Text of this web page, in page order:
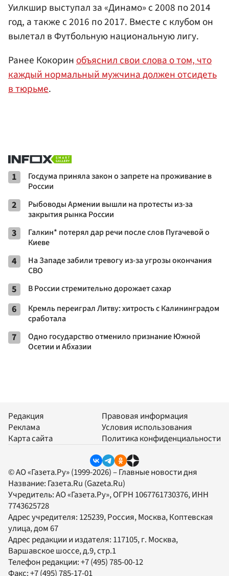
Уилкшир выступал за «Динамо» с 2008 по 2014
год, а также с 2016 по 2017. Вместе с клубом он
вылетал в Футбольную национальную лигу.
Ранее Кокоринобъяснил свои слова о том, что
каждый нормальный мужчина должен отсидеть
в тюрьме.
1
Госдума приняла закон о запрете на проживание в
России
2
Рыбоводы Армении вышли на протесты из-за
закрытия рынка России
3
Галкин* потерял дар речи после слов Пугачевой о
Киеве
4
На Западе забили тревогу из-за угрозы окончания
СВО
5 В России стремительно дорожает сахар
6
Кремль переиграл Литву: хитрость с Калининградом
сработала
7
Одно государство отменило признание Южной
Осетии и Абхазии
Редакция
Реклама
Карта сайта
Правовая информация
Условия использования
Политика конфиденциальности
© АО «Газета.Ру» (1999-2026) – Главные новости дня
Название: Газета.Ru (Gazeta.Ru)
Учредитель:АО «Газета.Ру», ОГРН 1067761730376, ИНН
7743625728
Адрес учредителя: 125239, Россия, Москва, Коптевская
улица, дом 67
Адрес редакции и издателя: 117105, г. Москва,
Варшавское шоссе, д.9, стр.1
Телефон редакции:+7 (495) 785-00-12
Факс:+7 (495) 785-17-01